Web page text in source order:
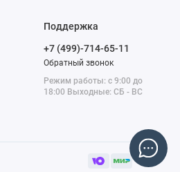
Поддержка
+7 (499)-714-65-11
Обратный звонок
Режим работы: с 9:00 до
18:00 Выходные: СБ - ВС